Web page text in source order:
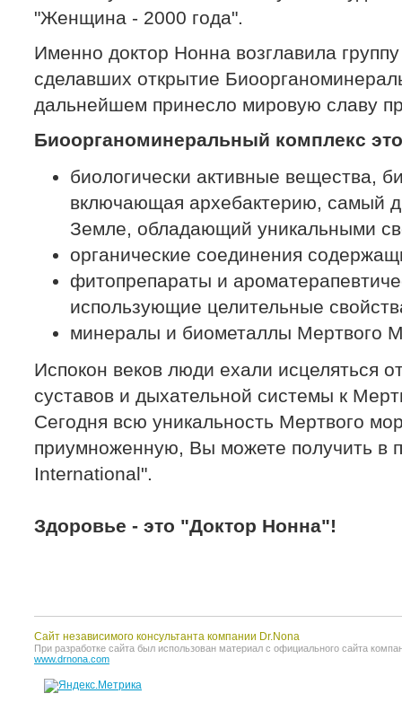
"Женщина - 2000 года".
Именно доктор Нонна возглавила
сделавших открытие
дальнейшем принесло мировую славу
Биоорганоминеральный комплекс
биологически активные вещества,
включающая архебактерию, самый
Земле, обладающий уникальными
органические соединения
фитопрепараты и
использующие целительные
минералы и биометаллы Мертвого
Испокон веков люди ехали исцеляться
суставов и дыхательной системы к
Сегодня всю уникальность Мертвого
приумноженную, Вы можете получить в
International".
Здоровье - это "Доктор Нонна"!
Сайт независимого консультанта компании Dr.Nona
При разработке сайта был использован материал с официального сайта
www.drnona.com